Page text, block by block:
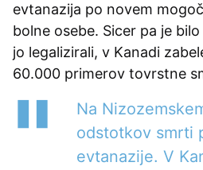
evtanazija po novem
bolne osebe. Sicer pa je
jo legalizirali, v Kanadi
60.000 primerov tovrstne
Na
odstotkov smrti
evtanazije. V